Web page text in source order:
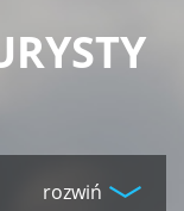
rozwiń